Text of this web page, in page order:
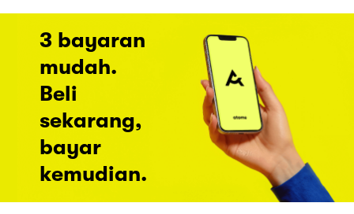
3 bayaran
mudah.
Beli
sekarang,
bayar
kemudian.